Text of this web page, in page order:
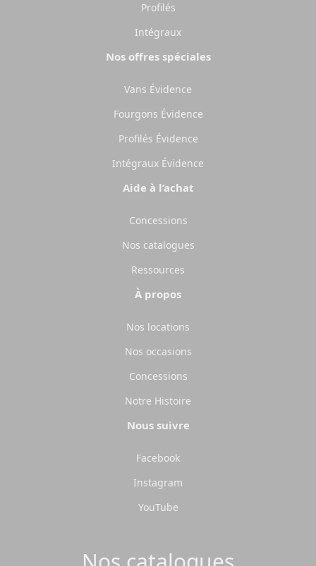
Profilés
Intégraux
Nos offres spéciales
Vans Évidence
Fourgons Évidence
Profilés Évidence
Intégraux Évidence
Aide à l’achat
Concessions
Nos catalogues
Ressources
À propos
Nos locations
Nos occasions
Concessions
Notre Histoire
Nous suivre
Facebook
Instagram
YouTube